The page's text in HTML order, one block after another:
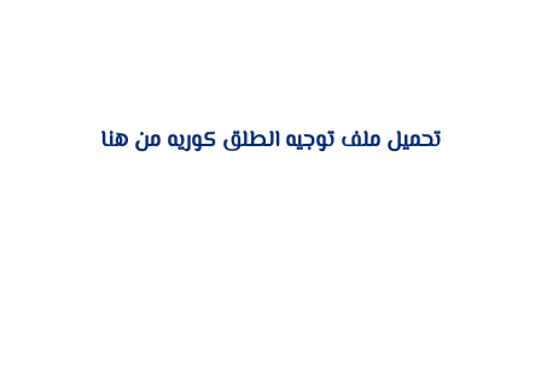
تحميل ملف توجيه الطلق كوريه من هنا